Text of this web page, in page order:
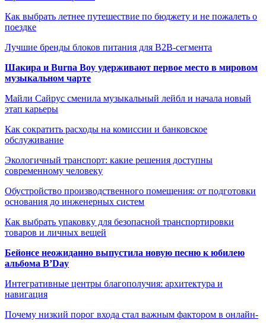
Как выбрать летнее путешествие по бюджету и не пожалеть о
поездке
Лучшие бренды блоков питания для B2B-сегмента
Шакира и Burna Boy удерживают первое место в мировом
музыкальном чарте
Майли Сайрус сменила музыкальный лейбл и начала новый
этап карьеры
Как сократить расходы на комиссии и банковское
обслуживание
Экологичный транспорт: какие решения доступны
современному человеку
Обустройство производственного помещения: от подготовки
основания до инженерных систем
Как выбрать упаковку для безопасной транспортировки
товаров и личных вещей
Бейонсе неожиданно выпустила новую песню к юбилею
альбома B’Day
Интегративные центры благополучия: архитектура и
навигация
Почему низкий порог входа стал важным фактором в онлайн-